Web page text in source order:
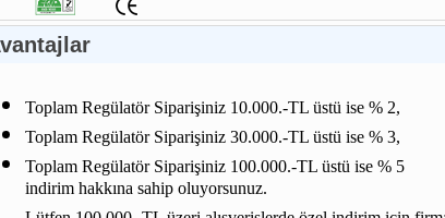
Toplam Regülatör Siparişiniz 10.000.-TL üstü ise % 2,
Toplam Regülatör Siparişiniz 30.000.-TL üstü ise % 3,
Toplam Regülatör Siparişiniz 100.000.-TL üstü ise % 5
indirim hakkına sahip oluyorsunuz.